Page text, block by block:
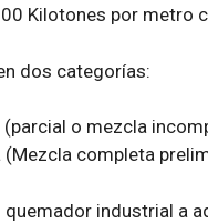
Kilotones por metro
dos categorías:
o mezcla
completa
industrial a